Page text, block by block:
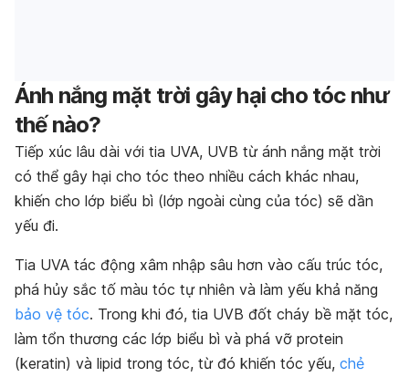
Ánh nắng mặt trời gây hại cho tóc như
thế nào?
Tiếp xúc lâu dài với tia UVA, UVB từ ánh nắng mặt trời
có thể gây hại cho tóc theo nhiều cách khác nhau,
khiến cho lớp biểu bì (lớp ngoài cùng của tóc) sẽ dần
yếu đi.
Tia UVA tác động xâm nhập sâu hơn vào cấu trúc tóc,
phá hủy sắc tố màu tóc tự nhiên và làm yếu khả năng
bảo vệ tóc. Trong khi đó, tia UVB đốt cháy bề mặt tóc,
làm tổn thương các lớp biểu bì và phá vỡ protein
(keratin) và lipid trong tóc, từ đó khiến tóc yếu, chẻ